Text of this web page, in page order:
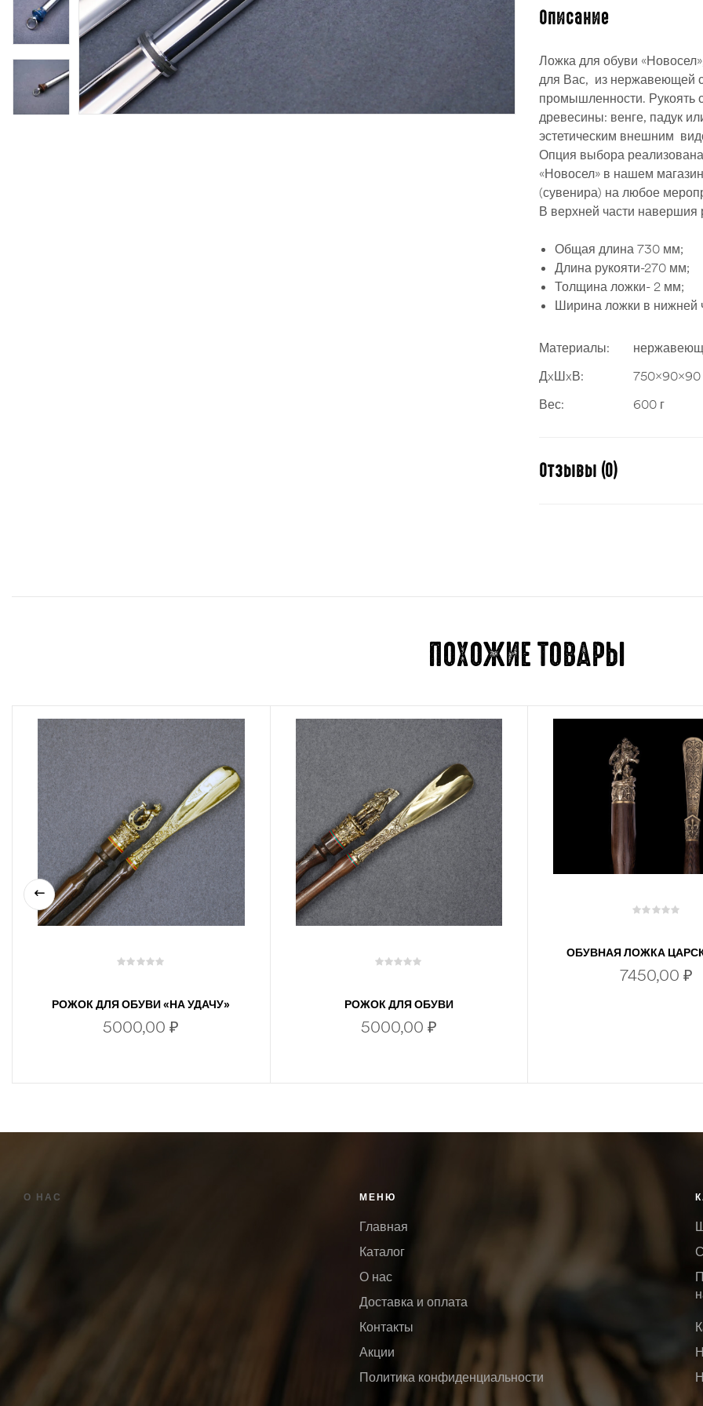
Описание
Ложка для обуви
для Вас, из нержавеющей
промышленности.
древесины: венге, падук
эстетическим внешним
Опция выбора
«Новосел» в нашем
(сувенира) на любое
В верхней части навершия
Общая длина 730 мм;
Длина рукояти-270 мм;
Толщина ложки- 2 мм;
Ширина ложки в нижней
Материалы:
ДxШxВ:
Вес:
600 г
Отзывы (0)
ПОХОЖИЕ ТОВАРЫ
РОЖОК ДЛЯ ОБУВИ «НА УДАЧУ»
5000,00₽
РОЖОК ДЛЯ ОБУВИ
«ПОГРАНИЧНИК»
5000,00 ₽
ОБУВНАЯ ЛОЖКА
7450,00₽
О НАС МЕНЮ
Главная
Каталог
О нас
Доставка и оплата
Контакты
Акции
Политика конфиденциальности